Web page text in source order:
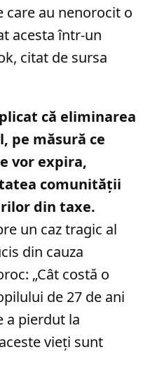
care au nenorocit o
acesta într-un
citat de sursa
că eliminarea
pe măsură ce
vor expira,
comunității
din taxe.
un caz tragic al
din cauza
„Cât costă o
de 27 de ani
a pierdut la
vieți sunt